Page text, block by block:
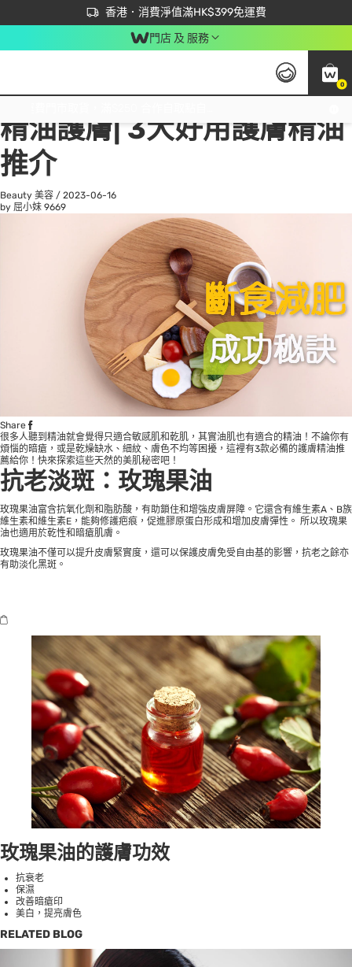
香港．消費淨值滿HK$399免運費
立即成為易賞錢會員盡享獨家優惠
首次APP下單買滿$450 輸入 NEWAPP 即減$50
門店 及 服務
0
All
精油護膚| 3大好用護膚精油
推介
Beauty 美容 / 2023-06-16
by 屈小妹 9669
Share
很多人聽到精油就會覺得只適合敏感肌和乾肌，其實油肌也有適合的精油！不論你有
煩惱的暗瘡，或是乾燥缺水、細紋、膚色不均等困擾，這裡有3款必備的護膚精油推
薦給你！快來探索這些天然的美肌秘密吧！
抗老淡斑：玫瑰果油
玫瑰果油富含抗氧化劑和脂肪酸，有助鎖住和增強皮膚屏障。它還含有維生素A、B族
維生素和維生素E，能夠修護疤痕，促進膠原蛋白形成和增加皮膚彈性。 所以玫瑰果
油也適用於乾性和 暗瘡肌膚。
玫瑰果油不僅可以提升皮膚緊實度，還可以保護皮膚免受自由基的影響，抗老之餘亦
有助淡化黑斑。
玫瑰果油的護膚功效
抗衰老
保濕
改善暗瘡印
美白，提亮膚色
RELATED BLOG